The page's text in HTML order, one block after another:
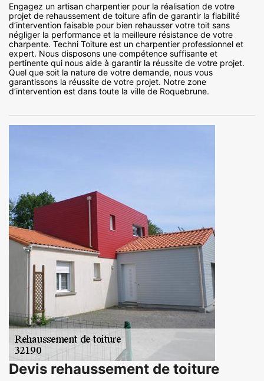
Engagez un artisan charpentier pour la réalisation de votre
projet de rehaussement de toiture afin de garantir la fiabilité
d’intervention faisable pour bien rehausser votre toit sans
négliger la performance et la meilleure résistance de votre
charpente. Techni Toiture est un charpentier professionnel et
expert. Nous disposons une compétence suffisante et
pertinente qui nous aide à garantir la réussite de votre projet.
Quel que soit la nature de votre demande, nous vous
garantissons la réussite de votre projet. Notre zone
d’intervention est dans toute la ville de Roquebrune.
Devis rehaussement de toiture